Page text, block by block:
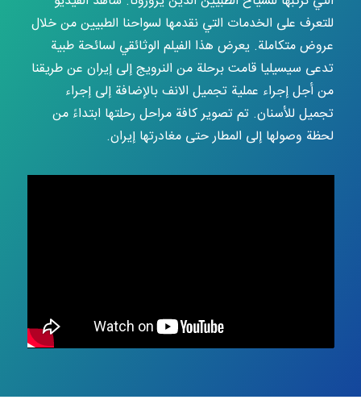
للتعرف على الخدمات التي نقدمها لسواحنا الطبيين من خلال
عروض متكاملة. يعرض هذا الفيلم الوثائقي لسائحة طبية
تدعى سيسيليا قامت برحلة من النرويج إلى إيران عن طريقنا
من أجل إجراء عملية تجميل الانف بالإضافة إلى إجراء
تجميل للأسنان. تم تصوير كافة مراحل رحلتها ابتداءً من
لحظة وصولها إلى المطار حتى مغادرتها إيران.